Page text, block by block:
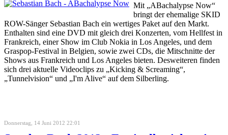
Mit „ABachalypse Now“
bringt der ehemalige SKID
ROW-Sänger Sebastian Bach ein wertiges Paket auf den Markt.
Enthalten sind eine DVD mit gleich drei Konzerten, vom Hellfest in
Frankreich, einer Show im Club Nokia in Los Angeles, und dem
Graspop-Festival in Belgien, sowie zwei CDs, die Mitschnitte der
Shows aus Frankreich und Los Angeles bieten. Desweiteren finden
sich drei aktuelle Videoclips zu „Kicking & Screaming“,
„Tunnelvision“ und „I'm Alive“ auf dem Silberling.
Donnerstag, 14 Juni 2012 22:01